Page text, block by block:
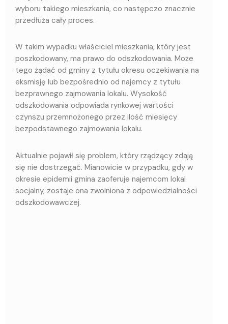
wyboru takiego mieszkania, co następczo znacznie
przedłuża cały proces.
W takim wypadku właściciel mieszkania, który jest
poszkodowany, ma prawo do odszkodowania. Może
tego żądać od gminy z tytułu okresu oczekiwania na
eksmisję lub bezpośrednio od najemcy z tytułu
bezprawnego zajmowania lokalu. Wysokość
odszkodowania odpowiada rynkowej wartości
czynszu przemnożonego przez ilość miesięcy
bezpodstawnego zajmowania lokalu.
Aktualnie pojawił się problem, który rządzący zdają
się nie dostrzegać. Mianowicie w przypadku, gdy w
okresie epidemii gmina zaoferuje najemcom lokal
socjalny, zostaje ona zwolniona z odpowiedzialności
odszkodowawczej.